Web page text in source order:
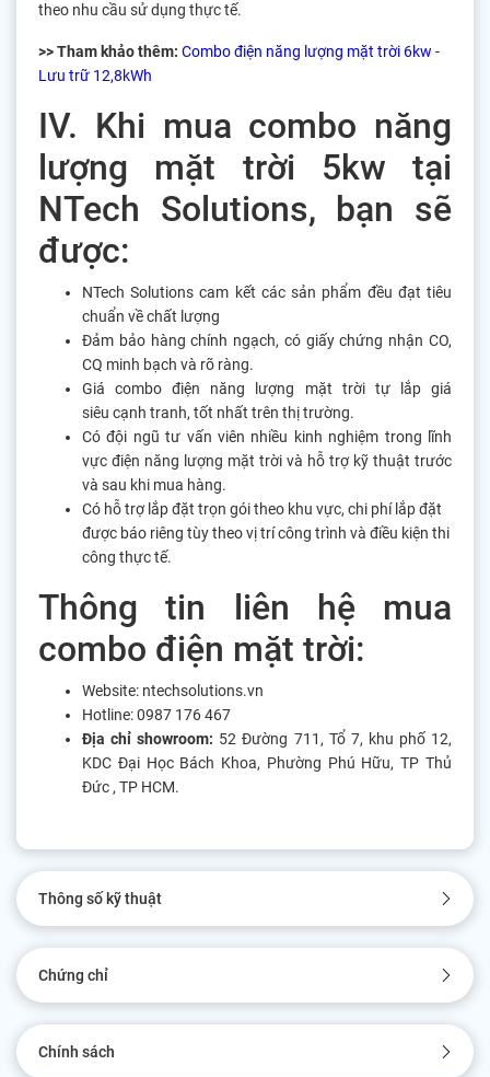
theo nhu cầu sử dụng thực tế.
>> Tham khảo thêm: Combo điện năng lượng mặt trời 6kw -
Lưu trữ 12,8kWh
IV. Khi mua combo năng
lượng mặt trời 5kw tại
NTech Solutions, bạn sẽ
được:
NTech Solutions cam kết các sản phẩm đều đạt tiêu
chuẩn về chất lượng
Đảm bảo hàng chính ngạch, có giấy chứng nhận CO,
CQ minh bạch và rõ ràng.
Giá combo điện năng lượng mặt trời tự lắp giá
siêu cạnh tranh, tốt nhất trên thị trường.
Có đội ngũ tư vấn viên nhiều kinh nghiệm trong lĩnh
vực điện năng lượng mặt trời và hỗ trợ kỹ thuật trước
và sau khi mua hàng.
Có hỗ trợ lắp đặt trọn gói theo khu vực, chi phí lắp đặt
được báo riêng tùy theo vị trí công trình và điều kiện thi
công thực tế.
Thông tin liên hệ mua
combo điện mặt trời:
Website: ntechsolutions.vn
Hotline: 0987 176 467
Địa chỉ showroom: 52 Đường 711, Tổ 7, khu phố 12,
KDC Đại Học Bách Khoa, Phường Phú Hữu, TP Thủ
Đức , TP HCM.
Thông số kỹ thuật
Chứng chỉ
Chính sách